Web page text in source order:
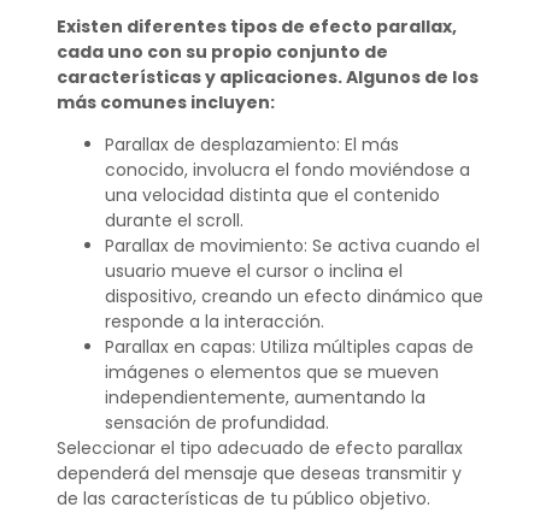
Existen diferentes tipos de efecto parallax,
cada uno con su propio conjunto de
características y aplicaciones. Algunos de los
más comunes incluyen:
Parallax de desplazamiento: El más
conocido, involucra el fondo moviéndose a
una velocidad distinta que el contenido
durante el scroll.
Parallax de movimiento: Se activa cuando el
usuario mueve el cursor o inclina el
dispositivo, creando un efecto dinámico que
responde a la interacción.
Parallax en capas: Utiliza múltiples capas de
imágenes o elementos que se mueven
independientemente, aumentando la
sensación de profundidad.
Seleccionar el tipo adecuado de efecto parallax
dependerá del mensaje que deseas transmitir y
de las características de tu público objetivo.